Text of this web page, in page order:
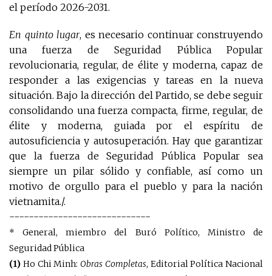
el período 2026-2031.
En quinto lugar, es necesario continuar construyendo
una fuerza de Seguridad Pública Popular
revolucionaria, regular, de élite y moderna, capaz de
responder a las exigencias y tareas en la nueva
situación. Bajo la dirección del Partido, se debe seguir
consolidando una fuerza compacta, firme, regular, de
élite y moderna, guiada por el espíritu de
autosuficiencia y autosuperación. Hay que garantizar
que la fuerza de Seguridad Pública Popular sea
siempre un pilar sólido y confiable, así como un
motivo de orgullo para el pueblo y para la nación
vietnamita./.
-----------------------------
* General, miembro del Buró Político, Ministro de
Seguridad Pública
(1) Ho Chi Minh: Obras Completas, Editorial Política Nacional